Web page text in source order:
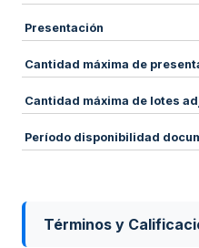
Presentación
Cantidad máxima de
Cantidad máxima de lotes
Período disponibilidad
Términos y